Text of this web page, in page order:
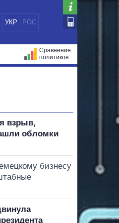
УКР РОС
Сравнение
политиков
взрыв,
обломки
бизнесу